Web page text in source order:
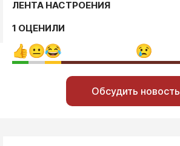
ЛЕНТА НАСТРОЕНИЯ
1 ОЦЕНИЛИ
Обсудить новость